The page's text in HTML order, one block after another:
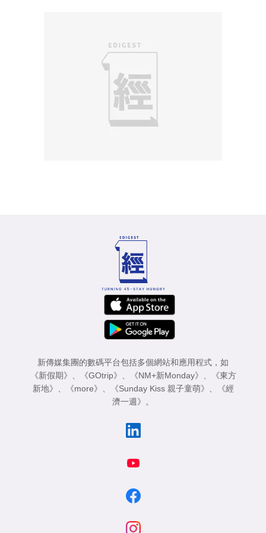
新傳媒集團的數碼平台包括多個網站和應用程式，如
《新假期》
《GOtrip》 《NM+新Monday》
《東方
新地》
《more》 《Sunday Kiss 親子童萌》
《經
濟一週》
。